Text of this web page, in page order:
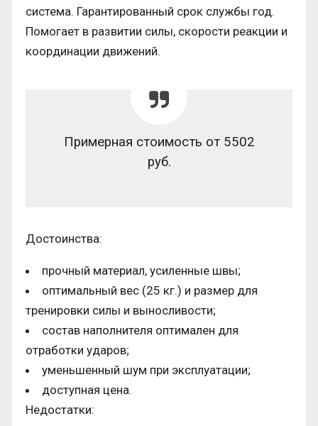
система. Гарантированный срок службы год.
Помогает в развитии силы, скорости реакции и
координации движений.
Примерная стоимость от 5502
руб.
Достоинства:
прочный материал, усиленные швы;
оптимальный вес (25 кг.) и размер для
тренировки силы и выносливости;
состав наполнителя оптимален для
отработки ударов;
уменьшенный шум при эксплуатации;
доступная цена.
Недостатки: